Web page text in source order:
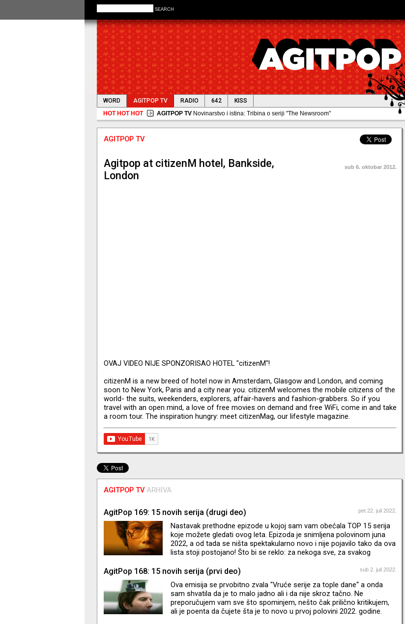
SEARCH
WORD AGITPOP TV RADIO 642 KISS
HOT HOT HOT
AGITPOP TV
Agitpop at citizenM hotel, Bankside,
London
sub 6. oktobar 2012.
OVAJ VIDEO NIJE SPONZORISAO HOTEL "citizenM"!
citizenM is a new breed of hotel now in Amsterdam, Glasgow and London, and coming
soon to New York, Paris and a city near you. citizenM welcomes the mobile citizens of the
world- the suits, weekenders, explorers, affair-havers and fashion-grabbers. So if you
travel with an open mind, a love of free movies on demand and free WiFi, come in and take
a room tour. The inspiration hungry: meet citizenMag, our lifestyle magazine.
AGITPOP TVARHIVA
AgitPop 169: 15 novih serija (drugi deo) pet 22. juli 2022.
Nastavak prethodne epizode u kojoj sam vam obećala TOP 15 serija
koje možete gledati ovog leta. Epizoda je snimljena polovinom juna
2022, a od tada se ništa spektakularno novo i nije pojavilo tako da ova
lista stoji postojano! Što bi se reklo: za nekoga sve, za svakog
AgitPop 168: 15 novih serija (prvi deo) sub 2. juli 2022.
Ova emisija se prvobitno zvala "Vruće serije za tople dane“ a onda
sam shvatila da je to malo jadno ali i da nije skroz tačno. Ne
preporučujem vam sve što spominjem, nešto čak prilično kritikujem,
ali je poenta da čujete šta je to novo u prvoj polovini 2022. godine.